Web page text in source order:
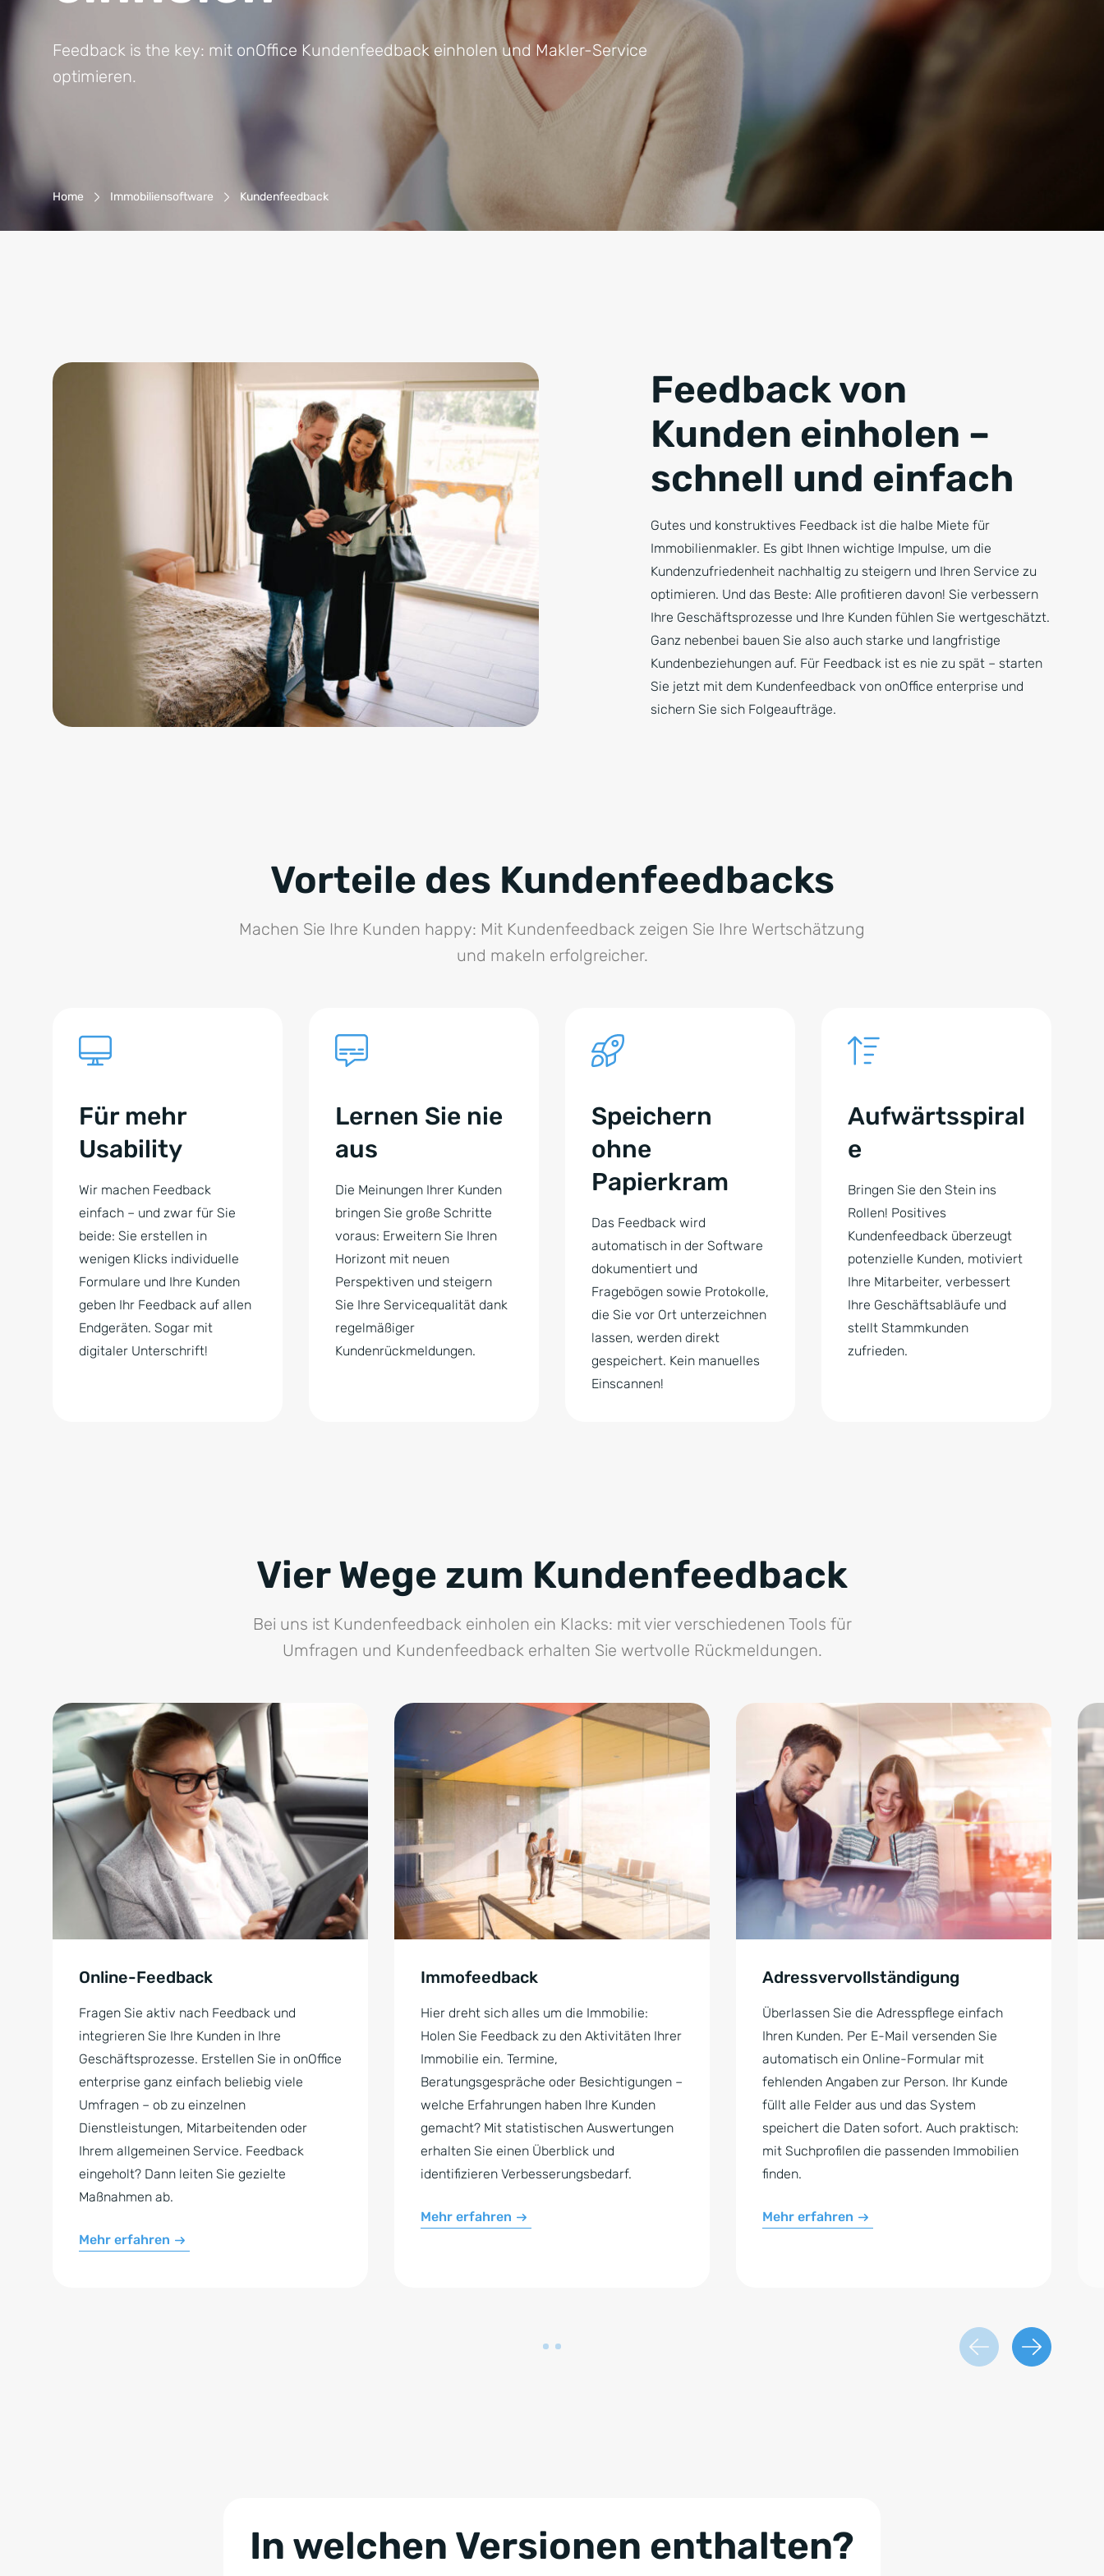
CRM für Banken
Feedback is the key: mit onOffice Kundenfeedback einholen und Makler-Service
optimieren.
Breadcrumb-Navigation
Home Immobiliensoftware Kundenfeedback
Feedback von
Kunden einholen –
schnell und einfach
Gutes und konstruktives Feedback ist die halbe Miete für
Immobilienmakler. Es gibt Ihnen wichtige Impulse, um die
Kundenzufriedenheit nachhaltig zu steigern und Ihren Service zu
optimieren. Und das Beste: Alle profitieren davon! Sie verbessern
Ihre Geschäftsprozesse und Ihre Kunden fühlen Sie wertgeschätzt.
Ganz nebenbei bauen Sie also auch starke und langfristige
Kundenbeziehungen auf. Für Feedback ist es nie zu spät – starten
Sie jetzt mit dem Kundenfeedback von onOffice enterprise und
sichern Sie sich Folgeaufträge.
Vorteile des Kundenfeedbacks
Machen Sie Ihre Kunden happy: Mit Kundenfeedback zeigen Sie Ihre Wertschätzung
und makeln erfolgreicher.
Für mehr
Usability
Wir machen Feedback
einfach – und zwar für Sie
beide: Sie erstellen in
wenigen Klicks individuelle
Formulare und Ihre Kunden
geben Ihr Feedback auf allen
Endgeräten. Sogar mit
digitaler Unterschrift!
Lernen Sie nie
aus
Die Meinungen Ihrer Kunden
bringen Sie große Schritte
voraus: Erweitern Sie Ihren
Horizont mit neuen
Perspektiven und steigern
Sie Ihre Servicequalität dank
regelmäßiger
Kundenrückmeldungen.
Speichern
ohne
Papierkram
Das Feedback wird
automatisch in der Software
dokumentiert und
Fragebögen sowie Protokolle,
die Sie vor Ort unterzeichnen
lassen, werden direkt
gespeichert. Kein manuelles
Einscannen!
Aufwärtsspiral
e
Bringen Sie den Stein ins
Rollen! Positives
Kundenfeedback überzeugt
potenzielle Kunden, motiviert
Ihre Mitarbeiter, verbessert
Ihre Geschäftsabläufe und
stellt Stammkunden
zufrieden.
Vier Wege zum Kundenfeedback
Bei uns ist Kundenfeedback einholen ein Klacks: mit vier verschiedenen Tools für
Umfragen und Kundenfeedback erhalten Sie wertvolle Rückmeldungen.
Online-Feedback
Fragen Sie aktiv nach Feedback und
integrieren Sie Ihre Kunden in Ihre
Geschäftsprozesse. Erstellen Sie in onOffice
enterprise ganz einfach beliebig viele
Umfragen – ob zu einzelnen
Dienstleistungen, Mitarbeitenden oder
Ihrem allgemeinen Service. Feedback
eingeholt? Dann leiten Sie gezielte
Maßnahmen ab.
Mehr erfahren
Immofeedback
Hier dreht sich alles um die Immobilie:
Holen Sie Feedback zu den Aktivitäten Ihrer
Immobilie ein. Termine,
Beratungsgespräche oder Besichtigungen –
welche Erfahrungen haben Ihre Kunden
gemacht? Mit statistischen Auswertungen
erhalten Sie einen Überblick und
identifizieren Verbesserungsbedarf.
Mehr erfahren
Adressvervollständigung
Überlassen Sie die Adresspflege einfach
Ihren Kunden. Per E-Mail versenden Sie
automatisch ein Online-Formular mit
fehlenden Angaben zur Person. Ihr Kunde
füllt alle Felder aus und das System
speichert die Daten sofort. Auch praktisch:
mit Suchprofilen die passenden Immobilien
finden.
Mehr erfahren
In welchen Versionen enthalten?